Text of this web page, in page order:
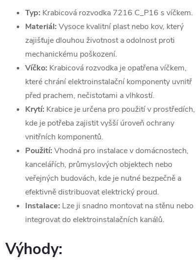
Typ: Krabicová rozvodka 7216 C_P16 s víčkem.
Materiál: Vysoce kvalitní plast nebo kov, který
zajišťuje dlouhou životnost a odolnost proti
mechanickému poškození.
Víčko: Krabicová rozvodka je opatřena víčkem,
které chrání elektroinstalační komponenty uvnitř
před prachem, nečistotami a vlhkostí.
Krytí: Krabice je určena pro použití v prostředích,
kde je potřeba zajistit vyšší úroveň ochrany
vnitřních komponentů.
Použití: Vhodná pro instalace v domácnostech,
kancelářích, průmyslových objektech nebo
veřejných budovách, kde je nutné bezpečně a
efektivně distribuovat elektrický proud.
Instalace: Lze ji snadno montovat na stěnu nebo
integrovat do elektroinstalačních kanálů.
Výhody: